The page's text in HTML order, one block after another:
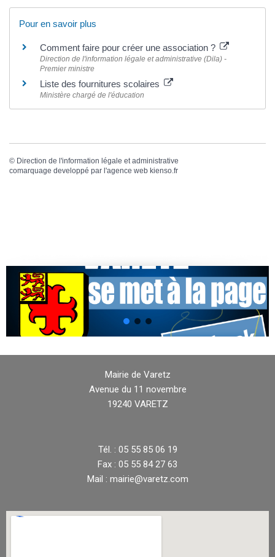
Pour en savoir plus
Comment faire pour créer une association ?
Direction de l'information légale et administrative (Dila) -
Premier ministre
Liste des fournitures scolaires
Ministère chargé de l'éducation
© Direction de l'information légale et administrative
comarquage developpé par l'agence web kienso.fr
Mairie de Varetz
Avenue du 11 novembre
19240 VARETZ
Tél. : 05 55 85 06 19
Fax : 05 55 84 27 63
Mail : mairie@varetz.com